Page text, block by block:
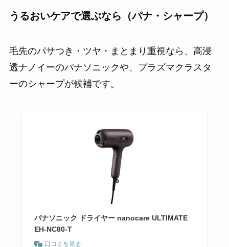
うるおいケアで選ぶなら（パナ・シャープ）
毛先のパサつき・ツヤ・まとまり重視なら、高浸
透ナノイーのパナソニックや、プラズマクラスタ
ーのシャープが候補です。
パナソニック ドライヤー nanocare ULTIMATE
EH-NC80-T
口コミを見る